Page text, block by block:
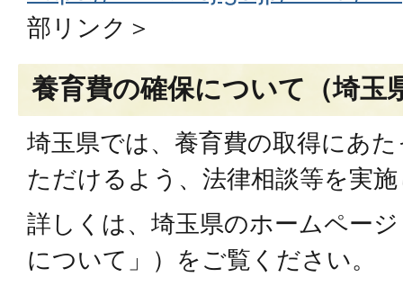
部リンク＞
養育費の確保について（埼玉
埼玉県では、養育費の取得にあ
ただけるよう、法律相談等を実
詳しくは、埼玉県のホームペー
について」）をご覧ください。